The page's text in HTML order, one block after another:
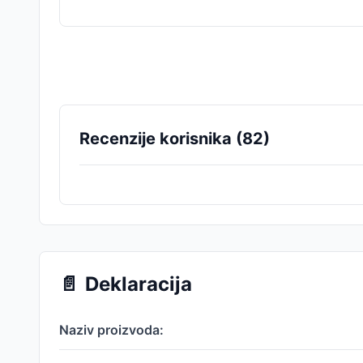
Recenzije korisnika (82)
📄 Deklaracija
Naziv proizvoda: